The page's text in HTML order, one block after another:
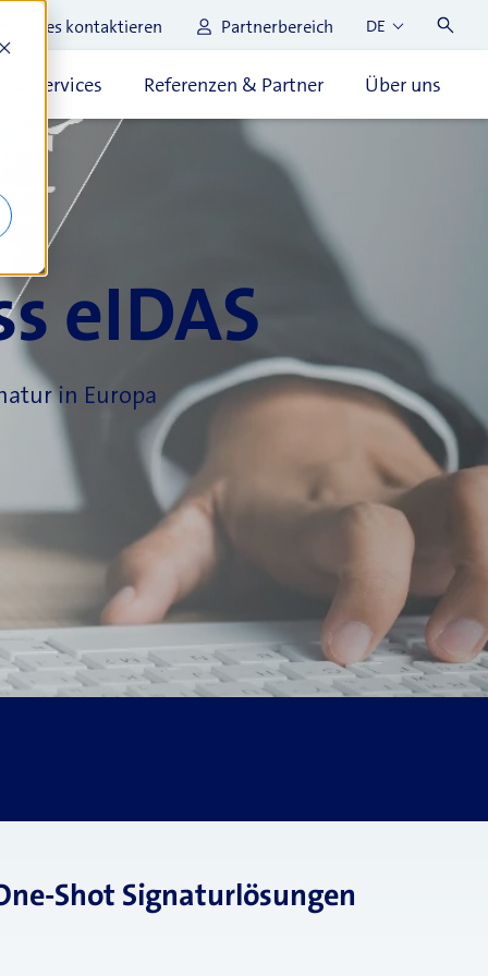
Sales kontaktieren Partnerbereich DE
& Services Referenzen & Partner Über uns
eIDAS
in Europa
Shot Signaturlösungen